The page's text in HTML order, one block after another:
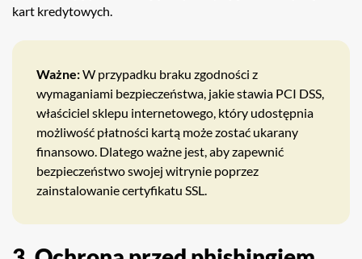
kart kredytowych.
Ważne:W przypadku braku zgodności z
wymaganiami bezpieczeństwa, jakie stawia PCI DSS,
właściciel sklepu internetowego, który udostępnia
możliwość płatności kartą może zostać ukarany
finansowo. Dlatego ważne jest, aby zapewnić
bezpieczeństwo swojej witrynie poprzez
zainstalowanie certyfikatu SSL.